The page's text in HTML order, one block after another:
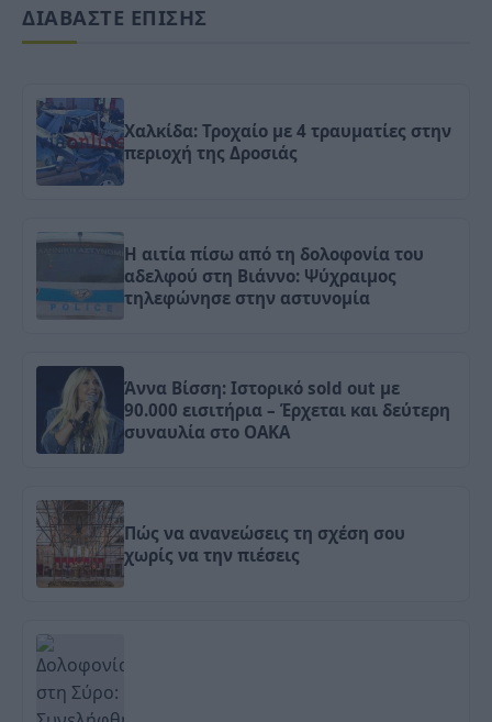
ΔΙΑΒΑΣΤΕ ΕΠΙΣΗΣ
Χαλκίδα: Τροχαίο με 4 τραυματίες στην
περιοχή της Δροσιάς
Η αιτία πίσω από τη δολοφονία του
αδελφού στη Βιάννο: Ψύχραιμος
τηλεφώνησε στην αστυνομία
Άννα Βίσση: Ιστορικό sold out με
90.000 εισιτήρια – Έρχεται και δεύτερη
συναυλία στο ΟΑΚΑ
Πώς να ανανεώσεις τη σχέση σου
χωρίς να την πιέσεις